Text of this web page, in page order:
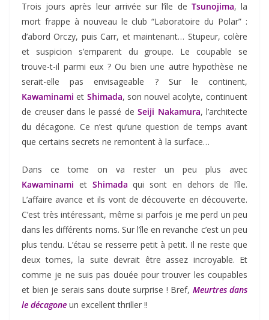
Trois jours après leur arrivée sur l’île de Tsunojima, la
mort frappe à nouveau le club “Laboratoire du Polar” :
d’abord Orczy, puis Carr, et maintenant… Stupeur, colère
et suspicion s’emparent du groupe. Le coupable se
trouve-t-il parmi eux ? Ou bien une autre hypothèse ne
serait-elle pas envisageable ? Sur le continent,
Kawaminami et Shimada, son nouvel acolyte, continuent
de creuser dans le passé de Seiji Nakamura, l’architecte
du décagone. Ce n’est qu’une question de temps avant
que certains secrets ne remontent à la surface…
Dans ce tome on va rester un peu plus avec
Kawaminami etShimada qui sont en dehors de l’île.
L’affaire avance et ils vont de découverte en découverte.
C’est très intéressant, même si parfois je me perd un peu
dans les différents noms. Sur l’île en revanche c’est un peu
plus tendu. L’étau se resserre petit à petit. Il ne reste que
deux tomes, la suite devrait être assez incroyable. Et
comme je ne suis pas douée pour trouver les coupables
et bien je serais sans doute surprise ! Bref, Meurtres dans
le décagone un excellent thriller !!